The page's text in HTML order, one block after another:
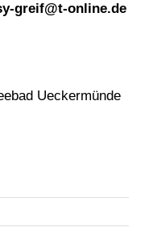
greif@t-online.de
Ueckermünde